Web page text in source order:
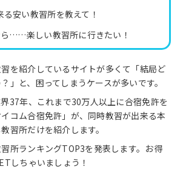
安い教習所を教えて！
……楽しい教習所に行きたい！
を紹介しているサイトが多くて「結局ど
」と、困ってしまうケースが多いです。
37年、これまで30万人以上に合宿免許を
コム合宿免許」が、同時教習が出来る本
習所だけを紹介します。
所ランキングTOP3を発表します。お得
しちゃいましょう！